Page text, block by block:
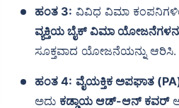
ಹಂತ 3: ವಿವಿಧ ವಿಮಾ
ವ್ಯಕ್ತಿಯ ಬೈಕ್ ವಿಮಾ
ಸೂಕ್ತವಾದ ಯೋಜನೆಯನ್ನು ಆರಿಸಿ.
ಹಂತ 4: ವೈಯಕ್ತಿಕ ಅಪಘಾತ
ಅದು ಕಡ್ಡಾಯ ಆಡ್-ಆನ್ ಕವರ್